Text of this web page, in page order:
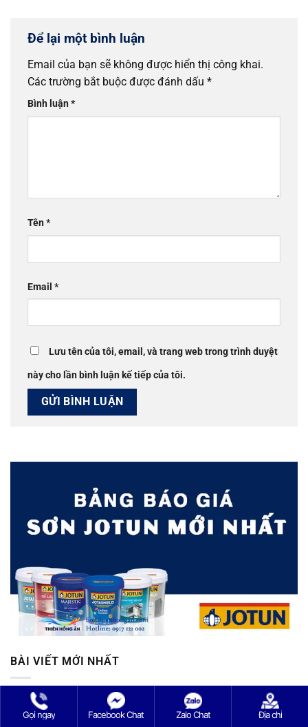
Để lại một bình luận
Email của bạn sẽ không được hiển thị công khai.
Các trường bắt buộc được đánh dấu *
Bình luận*
Tên*
Email *
Lưu tên của tôi, email, và trang web trong trình duyệt
này cho lần bình luận kế tiếp của tôi.
BÀI VIẾT MỚI NHẤT
Sơn kẽm vô cơ Jotun có gì nổi bật? Tìm hiểu ngay!
Không
Gọi ngay Facebook Chat Zalo Chat Địa chỉ